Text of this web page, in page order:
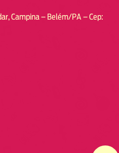
Campina – Belém/PA – Cep: